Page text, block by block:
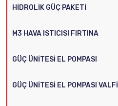
HIDROLIK GÜÇ PAKETI
M3 HAVA ISTICISI FIRTINA
GÜÇ ÜNITESI EL POMPASI
GÜÇ ÜNITESI EL POMPASI VALFI